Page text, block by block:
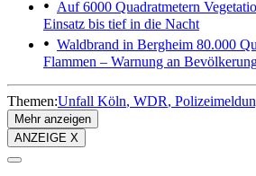
Auf 6000 Quadratmetern
Einsatz bis tief in die Nacht
Waldbrand in Bergheim 80.000
Flammen – Warnung an
Themen:Unfall Köln WDR
Mehr anzeigen
ANZEIGE X